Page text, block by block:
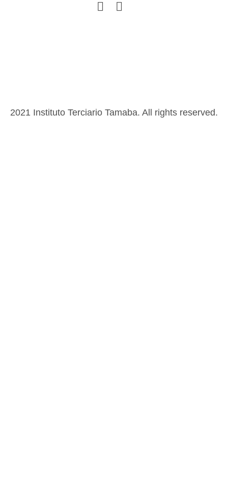
2021 Instituto Terciario Tamaba. All rights reserved.